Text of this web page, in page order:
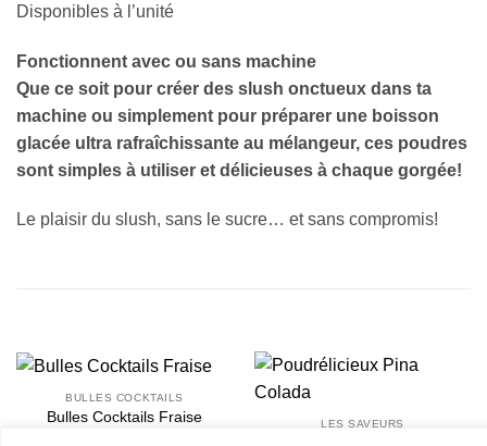
Disponibles à l’unité
Fonctionnent avec ou sans machine
Que ce soit pour créer des slush onctueux dans ta
machine ou simplement pour préparer une boisson
glacée ultra rafraîchissante au mélangeur, ces poudres
sont simples à utiliser et délicieuses à chaque gorgée!
Le plaisir du slush, sans le sucre… et sans compromis!
BULLES COCKTAILS
Bulles Cocktails Fraise LES SAVEURS